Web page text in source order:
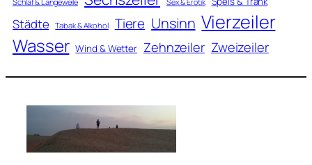
Städte Tabak & Alkohol Tiere Unsinn Vierzeiler
Wasser Wind & Wetter Zehnzeiler Zweizeiler